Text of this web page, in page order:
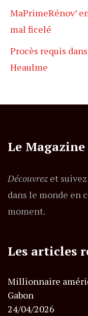
MaPrimeRénov’
mal ficelé
Procès requis
Heaulme
Le
Découvrez et suivez
dans le monde en
moment.
Les articles
Millionnaire
Gabon
24/04/2026